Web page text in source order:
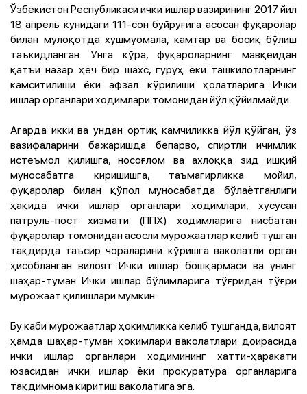
Ўзбекистон Республикаси ички ишлар вазирининг 2017 йил
18 апрель кунидаги 111-сон буйруғига асосан фуқаролар
билан мулоқотда хушмуомала, камтар ва босиқ бўлиш
таъкидланган. Унга кўра, фуқароларнинг мавқеидан
қатъи назар ҳеч бир шахс, гуруҳ ёки ташкилотларнинг
камситилиши ёки афзал кўрилиши ҳолатларига Ички
ишлар органлари ходимлари томонидан йўл қўйилмайди.
Агарда икки ва ундан ортиқ камчиликка йўл қўйган, ўз
вазифаларини бажаришда бепарво, спиртли ичимлик
истеъмол қилишга, носоғлом ва ахлоққа зид ишқий
муносабатга киришишга, таъмагирликка мойил,
фуқаролар билан қўпол муносабатда бўлаётганлиги
ҳақида ички ишлар органлари ходимлари, хусусан
патруль-пост хизмати (ППХ) ходимларига нисбатан
фуқаролар томонидан асосли мурожаатлар келиб тушган
тақдирда таъсир чораларини кўришга ваколатли орган
ҳисобланган вилоят Ички ишлар бошқармаси ва унинг
шаҳар-туман Ички ишлар бўлимларига тўғридан тўғри
мурожаат қилишлари мумкин.
Бу каби мурожаатлар ҳокимликка келиб тушганда, вилоят
ҳамда шаҳар-туман ҳокимлари ваколатлари доирасида
ички ишлар органлари ходимининг хатти-ҳаракати
юзасидан ички ишлар ёки прокуратура органларига
тақдимнома киритиш ваколатига эга.